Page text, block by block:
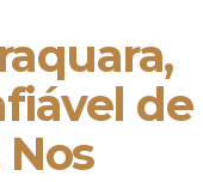
de